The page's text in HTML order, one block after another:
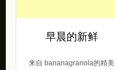
早晨的新鲜
来自 bananagranola的精美